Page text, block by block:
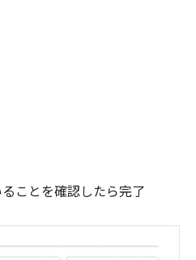
ことを確認したら完了